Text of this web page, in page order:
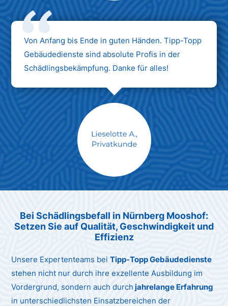
Max Mustermann
Unternehmen AG
Von Anfang bis Ende in guten Händen. Tipp-Topp
Gebäudedienste sind absolute Profis in der
Schädlingsbekämpfung. Danke für alles!
Max Mustermann
Bei Schädlingsbefall in Nürnberg Mooshof:
Setzen Sie auf Qualität, Geschwindigkeit und
Effizienz
Unsere Expertenteams beiTipp-Topp Gebäudedienste
stehen nicht nur durch ihre exzellente Ausbildung im
Vordergrund, sondern auch durch jahrelange Erfahrung
in unterschiedlichsten Einsatzbereichen der